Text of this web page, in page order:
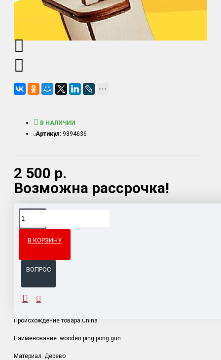
2 500 р.
Возможна рассрочка!
В НАЛИЧИИ
Артикул: 9394636
В КОРЗИНУ
ВОПРОС
Доставка товара по всему Таможенному союзу.
ОПИСАНИЕ
Происхождение товара:China
Наименование: wooden ping pong gun
Материал: Дерево